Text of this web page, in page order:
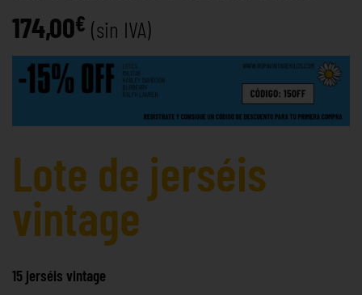
174,00€ (sin IVA)
Lote de jerséis
vintage
15 jerséis vintage